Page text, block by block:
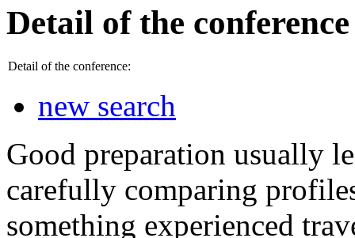
Detail of the conference
Detail of the conference:
new search
Good preparation usually
carefully comparing
something experienced